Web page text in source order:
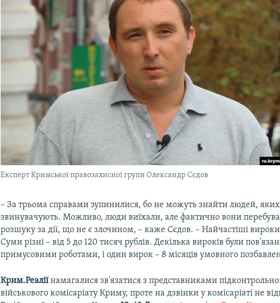
Експерт Кримської правозахисної групи Олександр Сєдов
– За трьома справами зупинилися, бо не можуть знайти людей, яких
звинувачують. Можливо, люди виїхали, але фактично вони
розшуку за дії, що не є злочином, – каже Сєдов. – Найчастіші
Суми різні – від 5 до 120 тисяч рублів. Декілька вироків були
примусовими роботами, і один вирок – 8 місяців умовного
Крим.Реаліїнамагалися зв'язатися з представниками
військового комісаріату Криму, проте на дзвінки у комісаріаті не